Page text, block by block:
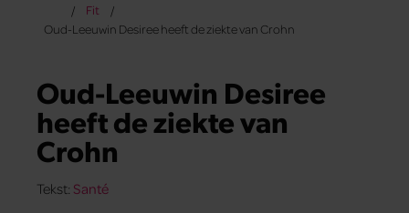
Fit
Oud-Leeuwin Desiree heeft de ziekte van Crohn
Oud-Leeuwin Desiree
heeft de ziekte van
Crohn
Tekst: Santé